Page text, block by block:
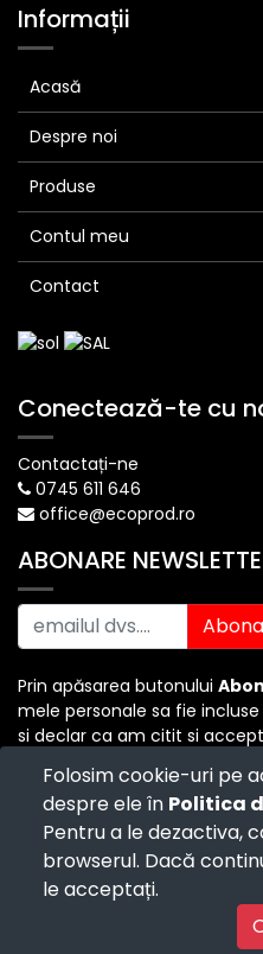
Folosim cookie-uri pe
despre ele în Politica
Pentru a le dezactiva,
browserul. Dacă
le acceptați.
Informații
Acasă
Despre noi
Produse
Contul meu
Contact
Conectează-te cu
Contactați-ne
0745 611 646
office@ecoprod.ro
ABONARE
Prin apăsarea butonului
mele personale sa fie incluse
si declar ca am citit si
Copyright © ECO PROD
Politica de
Politica de retur
Powered by
Powered